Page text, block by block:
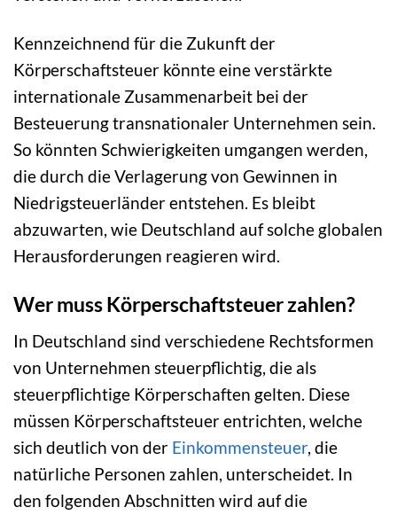
Kennzeichnend für die Zukunft der
Körperschaftsteuer könnte eine verstärkte
internationale Zusammenarbeit bei der
Besteuerung transnationaler Unternehmen sein.
So könnten Schwierigkeiten umgangen werden,
die durch die Verlagerung von Gewinnen in
Niedrigsteuerländer entstehen. Es bleibt
abzuwarten, wie Deutschland auf solche globalen
Herausforderungen reagieren wird.
Wer muss Körperschaftsteuer zahlen?
In Deutschland sind verschiedene Rechtsformen
von Unternehmen steuerpflichtig, die als
steuerpflichtige Körperschaften gelten. Diese
müssen Körperschaftsteuer entrichten, welche
sich deutlich von der Einkommensteuer, die
natürliche Personen zahlen, unterscheidet. In
den folgenden Abschnitten wird auf die